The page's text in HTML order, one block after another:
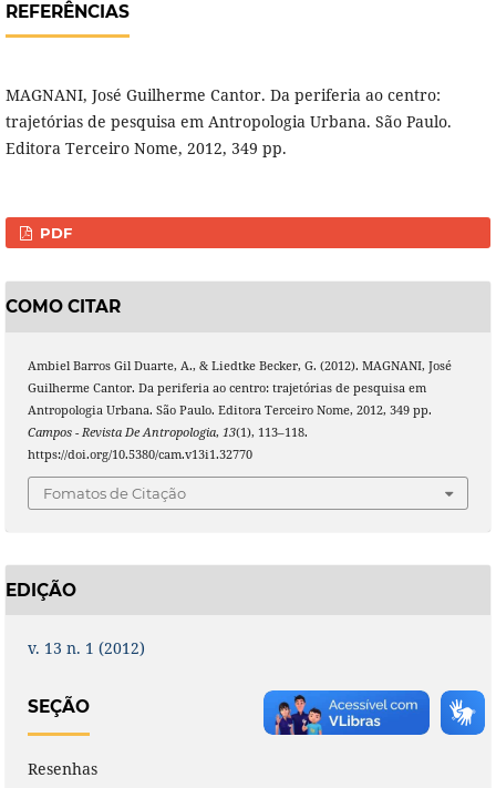
REFERÊNCIAS
MAGNANI, José Guilherme Cantor. Da periferia ao centro:
trajetórias de pesquisa em Antropologia Urbana. São Paulo.
Editora Terceiro Nome, 2012, 349 pp.
PDF
COMO CITAR
Ambiel Barros Gil Duarte, A., & Liedtke Becker, G. (2012). MAGNANI, José
Guilherme Cantor. Da periferia ao centro: trajetórias de pesquisa em
Antropologia Urbana. São Paulo. Editora Terceiro Nome, 2012, 349 pp.
Campos - Revista De Antropologia, 13(1), 113–118.
https://doi.org/10.5380/cam.v13i1.32770
Fomatos de Citação
EDIÇÃO
v. 13 n. 1 (2012)
SEÇÃO
Resenhas